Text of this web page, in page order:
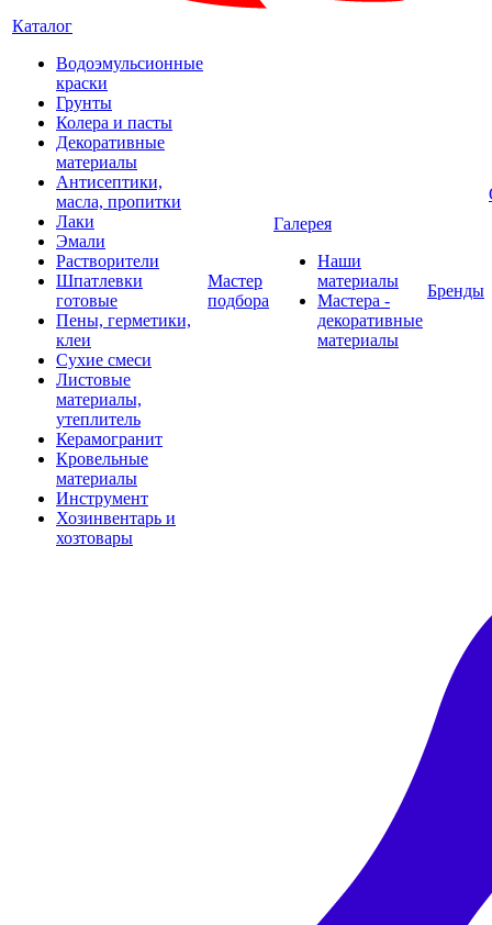
Каталог
Водоэмульсионные
краски
Грунты
Колера и пасты
Декоративные
материалы
Антисептики,
масла, пропитки
Лаки
Эмали
Растворители
Шпатлевки
готовые
Пены, герметики,
клеи
Сухие смеси
Листовые
материалы,
утеплитель
Керамогранит
Кровельные
материалы
Инструмент
Хозинвентарь и
хозтовары
Мастер
подбора
Галерея
Наши
материалы
Мастера -
декоративные
материалы
Бренды